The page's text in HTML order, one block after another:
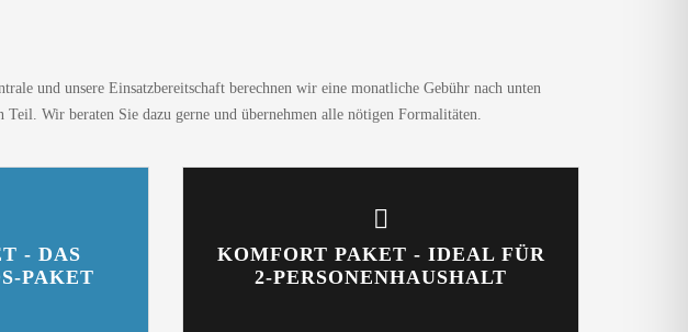
und unsere Einsatzbereitschaft berechnen wir eine monatliche Gebühr nach unten
Wir beraten Sie dazu gerne und übernehmen alle nötigen Formalitäten.
- DAS
PAKET
KOMFORT PAKET - IDEAL FÜR
2-PERSONENHAUSHALT